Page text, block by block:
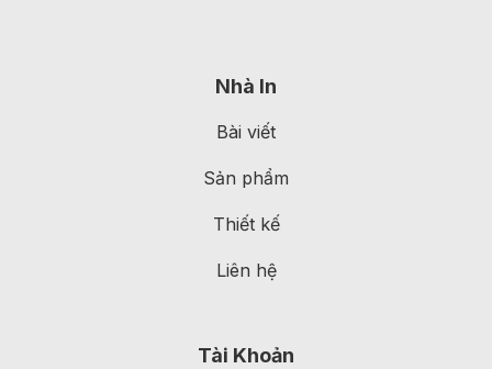
Nhà In
Bài viết
Sản phẩm
Thiết kế
Liên hệ
Tài Khoản